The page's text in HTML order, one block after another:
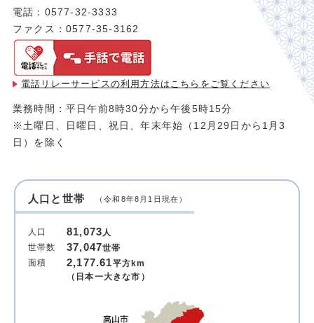
電話：0577-32-3333
ファクス：0577-35-3162
電話リレーサービスの利用方法は こちらをご覧ください
業務時間：平日午前8時30分から午後5時15分
※土曜日、日曜日、祝日、年末年始（12月29日から1月3
日）を除く
人口と世帯 （令和8年8月1日現在）
人口 81,073人
世帯数
37,047世帯
面積
2,177.61平方km
（日本一大きな市）